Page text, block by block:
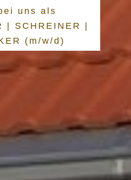
uns als
| SCHREINER |
(m/w/d)